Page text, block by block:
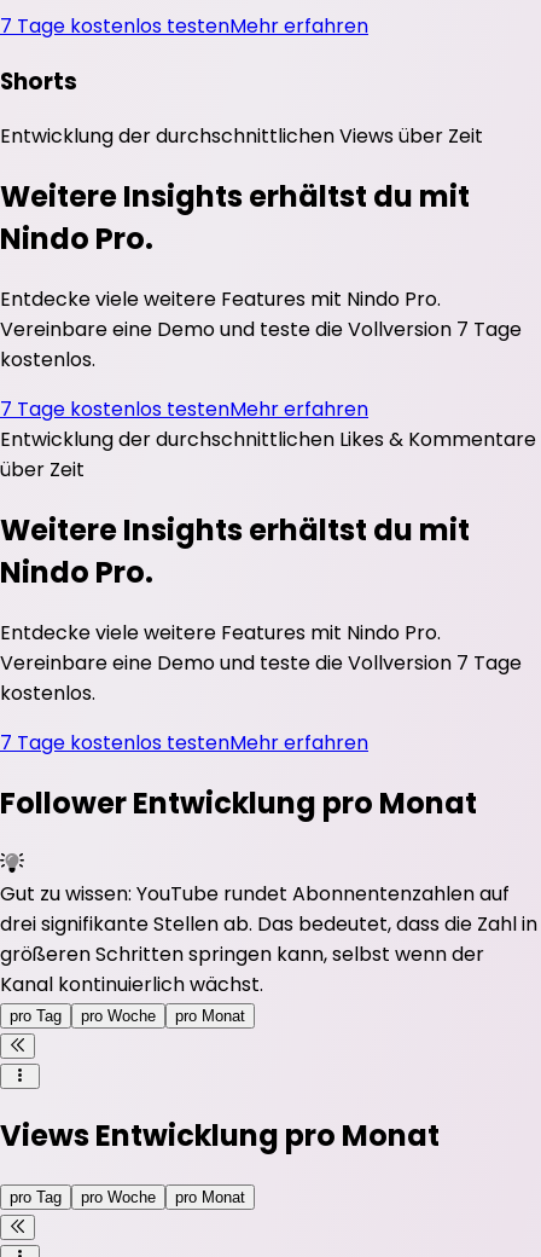
7 Tage kostenlos testenMehr erfahren
Shorts
Entwicklung der durchschnittlichenViewsüber Zeit
Weitere Insights erhältst du mit
Nindo Pro.
Entdecke viele weitere Features mit Nindo Pro.
Vereinbare eine Demo und teste die Vollversion 7 Tage
kostenlos.
7 Tage kostenlos testenMehr erfahren
Entwicklung der durchschnittlichen Likes& Kommentare
über Zeit
Weitere Insights erhältst du mit
Nindo Pro.
Entdecke viele weitere Features mit Nindo Pro.
Vereinbare eine Demo und teste die Vollversion 7 Tage
kostenlos.
7 Tage kostenlos testenMehr erfahren
Follower Entwicklung pro Monat
Gut zu wissen: YouTube rundet Abonnentenzahlen auf
drei signifikante Stellen ab. Das bedeutet, dass die Zahl in
größeren Schritten springen kann, selbst wenn der
Kanal kontinuierlich wächst.
pro Tag pro Woche pro Monat
Views Entwicklung pro Monat
pro Tag pro Woche pro Monat